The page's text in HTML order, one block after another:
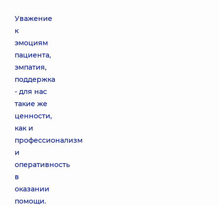
Уважение
к
эмоциям
пациента,
эмпатия,
поддержка
- для нас
такие же
ценности,
как и
профессионализм
и
оперативность
в
оказании
помощи.